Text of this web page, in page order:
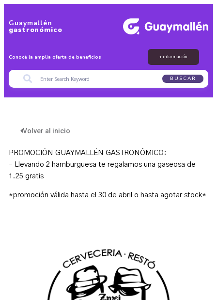
Guaymallén
gastronómico
Conocé la amplia oferta de beneficios + información
BUSCAR
Volver al inicio
PROMOCIÓN GUAYMALLÉN GASTRONÓMICO:
– Llevando 2 hamburguesa te regalamos una gaseosa de
1.25 gratis
*promoción válida hasta el 30 de abril o hasta agotar stock*